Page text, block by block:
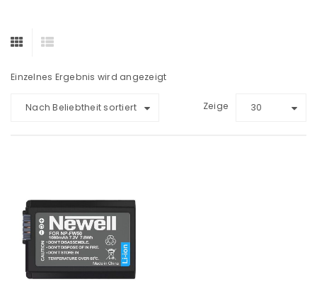
Einzelnes Ergebnis wird angezeigt
Nach Beliebtheit sortiert Zeige 30